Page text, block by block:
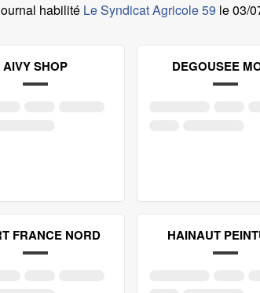
habilité Le Syndicat Agricole 59 le03/
AIVY SHOP DEGOUSEE
FRANCE NORD HAINAUT